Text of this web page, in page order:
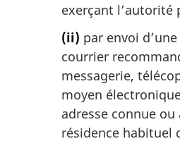
exerçant l’autorité
(ii) par envoi
courrier
messagerie,
moyen
adresse connue ou
résidence habituel